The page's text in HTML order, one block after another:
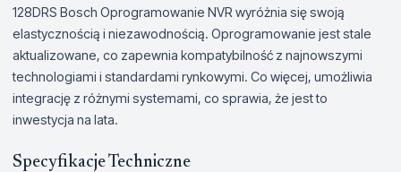
128DRS Bosch Oprogramowanie NVR wyróżnia się swoją
elastycznością i niezawodnością. Oprogramowanie jest stale
aktualizowane, co zapewnia kompatybilność z najnowszymi
technologiami i standardami rynkowymi. Co więcej, umożliwia
integrację z różnymi systemami, co sprawia, że jest to
inwestycja na lata.
Specyfikacje Techniczne